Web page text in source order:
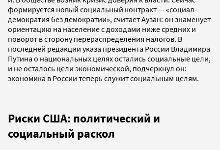
формируется новый социальный контракт — «социал-
демократия без демократии», считает Аузан: он знаменует
ориентацию на население с доходами ниже средних и
поворот в сторону перераспределения налогов. В
последней редакции указа президента России Владимира
Путина о национальных целях остались социальные цели,
и не осталось цели экономической, подчеркнул он:
экономика в России теперь служит социальным целям.
Риски США: политический и
социальный раскол